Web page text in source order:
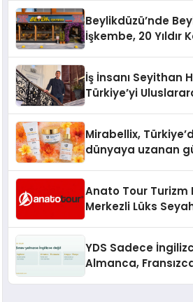
Beylikdüzü’nde
İşkembe, 20 Yıldır
İş İnsanı Seyithan
Türkiye’yi
Mirabellix,
dünyaya uzanan
Anato Tour Turizm
Merkezli Lüks
YDS Sadece
Almanca,